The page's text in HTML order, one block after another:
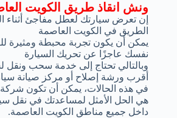
ونش انقاذ طريق الكويت
إن تعرض سيارتك لعطل مفاجئ أثناء
الطريق في الكويت العاصمة
يمكن أن يكون تجربة محبطة ومثيرة
نفسك عاجزًا عن تحريك السيارة
وبالتالي تحتاج إلى خدمة سحب ونقل
أقرب ورشة إصلاح أو مركز صيانة
في هذه الحالات، يمكن أن تكون
هي الحل الأمثل لمساعدتك في نقل
داخل جميع مناطق الكويت العاصمة.